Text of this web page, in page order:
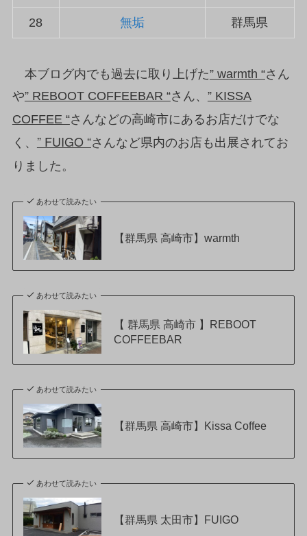
28 無垢 群馬県
本ブログ内でも過去に取り上げた” warmth “さん
や” REBOOT COFFEEBAR “さん、 ” KISSA
COFFEE “さんなどの高崎市にあるお店だけでな
く、 ” FUIGO “さんなど県内のお店も出展されてお
りました。
あわせて読みたい
【群馬県 高崎市】warmth
あわせて読みたい
【 群馬県 高崎市 】REBOOT
COFFEEBAR
あわせて読みたい
【群馬県 高崎市】Kissa Coffee
あわせて読みたい
【群馬県 太田市】FUIGO